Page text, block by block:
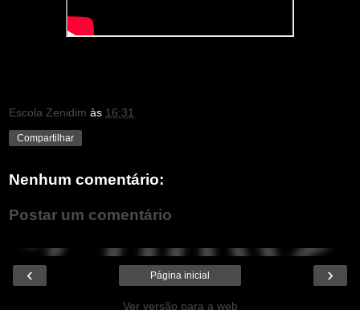
Escola Zenidim às 16:31
Compartilhar
Nenhum comentário:
Postar um comentário
‹ ›
Página inicial
Ver versão para a web